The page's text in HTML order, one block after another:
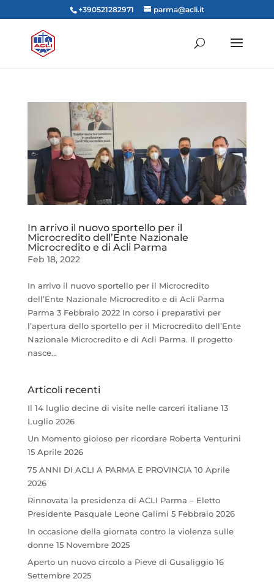
+390521282971 parma@acli.it
In arrivo il nuovo sportello per il
Microcredito dell’Ente Nazionale
Microcredito e di Acli Parma
Feb 18, 2022
In arrivo il nuovo sportello per il Microcredito
dell’Ente Nazionale Microcredito e di Acli Parma
Parma 3 Febbraio 2022 In corso i preparativi per
l’apertura dello sportello per il Microcredito dell’Ente
Nazionale Microcredito e di Acli Parma. Il progetto
nasce...
Articoli recenti
Il 14 luglio decine di visite nelle carceri italiane 13
Luglio 2026
Un Momento gioioso per ricordare Roberta Venturini
15 Aprile 2026
75 ANNI DI ACLI A PARMA E PROVINCIA 10 Aprile
2026
Rinnovata la presidenza di ACLI Parma – Eletto
Presidente Pasquale Leone Galimi 5 Febbraio 2026
In occasione della giornata contro la violenza sulle
donne 15 Novembre 2025
Aperto un nuovo circolo a Pieve di Gusaliggio 16
Settembre 2025